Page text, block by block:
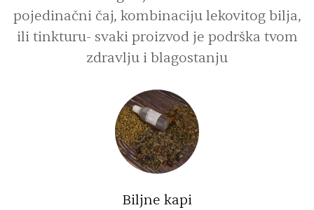
pojedinačni čaj, kombinaciju lekovitog bilja,
ili tinkturu- svaki proizvod je podrška tvom
zdravlju i blagostanju
Biljne kapi